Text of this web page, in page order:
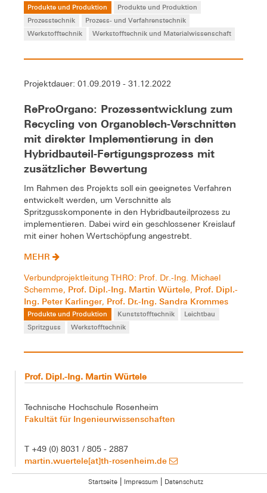
Produkte und Produktion
Produkte und Produktion
Prozesstechnik
Prozess- und Verfahrenstechnik
Werkstofftechnik
Werkstofftechnik und Materialwissenschaft
Projektdauer: 01.09.2019 - 31.12.2022
ReProOrgano: Prozessentwicklung zum
Recycling von Organoblech-Verschnitten
mit direkter Implementierung in den
Hybridbauteil-Fertigungsprozess mit
zusätzlicher Bewertung
Im Rahmen des Projekts soll ein geeignetes Verfahren
entwickelt werden, um Verschnitte als
Spritzgusskomponente in den Hybridbauteilprozess zu
implementieren. Dabei wird ein geschlossener Kreislauf
mit einer hohen Wertschöpfung angestrebt.
MEHR
Verbundprojektleitung THRO: Prof. Dr.-Ing. Michael
Schemme, Prof. Dipl.-Ing. Martin Würtele, Prof. Dipl.-
Ing. Peter Karlinger, Prof. Dr.-Ing. Sandra Krommes
Produkte und Produktion Kunststofftechnik
Leichtbau
Spritzguss
Werkstofftechnik
Prof. Dipl.-Ing. Martin Würtele
Technische Hochschule Rosenheim
Fakultät für Ingenieurwissenschaften
T +49 (0) 8031 / 805 - 2887
martin.wuertele[at]th-rosenheim.de
Startseite| Impressum| Datenschutz